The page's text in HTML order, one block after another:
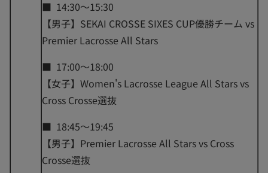
■ 14:30～15:30
【男子】SEKAI CROSSE SIXES CUP優勝チーム vs
Premier Lacrosse All Stars
■ 17:00～18:00
【女子】Women's Lacrosse League All Stars vs
Cross Crosse選抜
■ 18:45～19:45
【男子】Premier Lacrosse All Stars vs Cross
Crosse選抜